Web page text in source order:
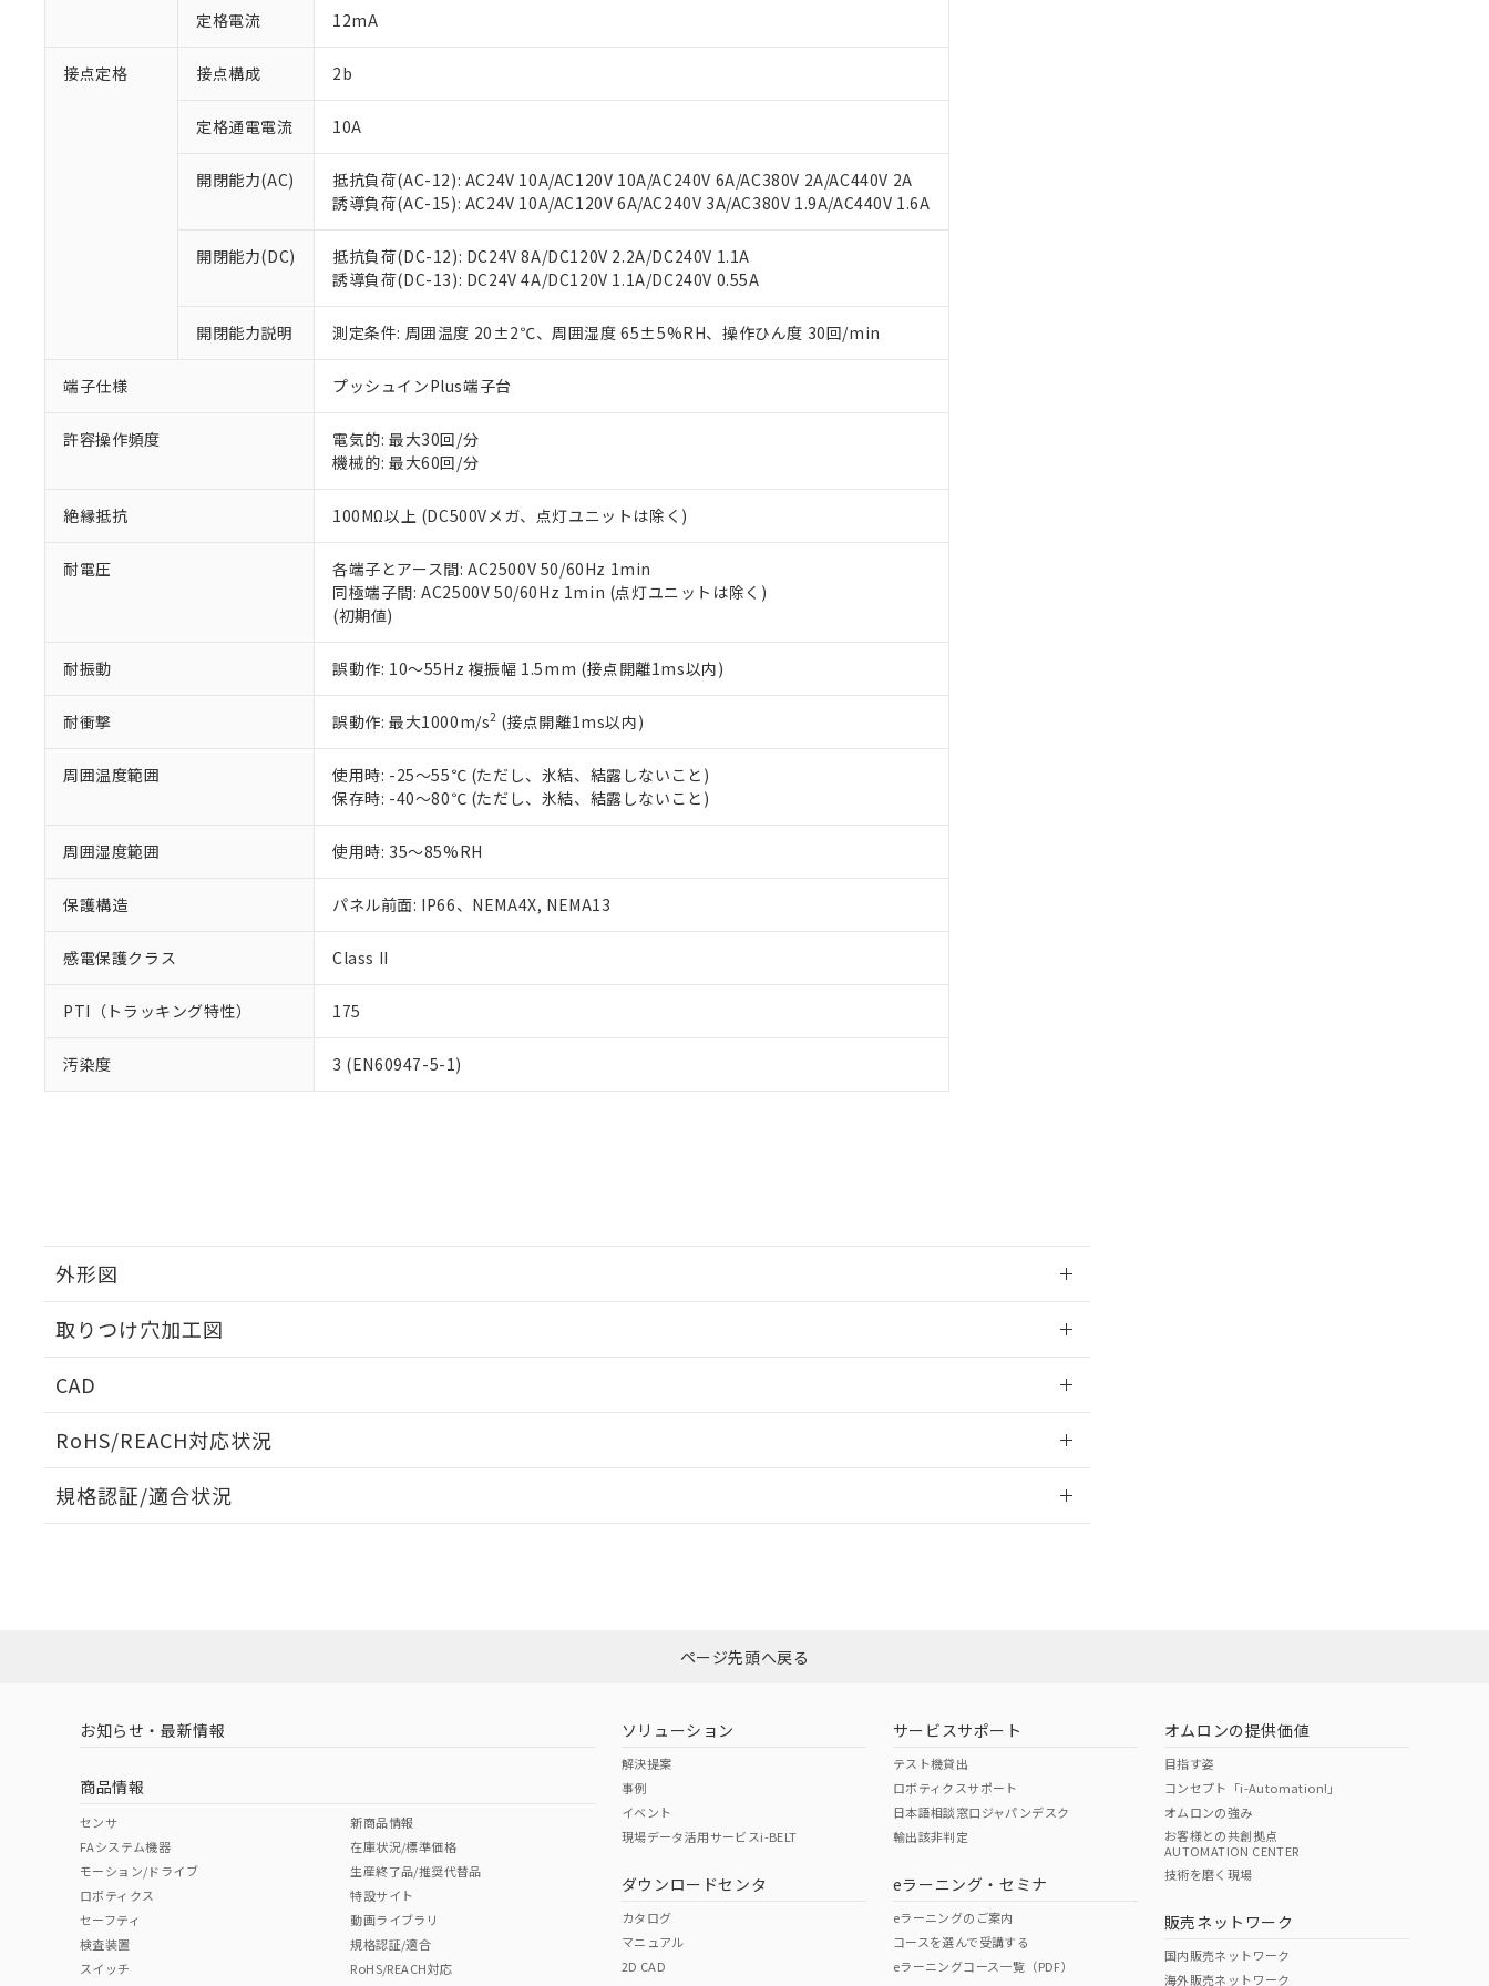
定格電流 12mA
接点定格 接点構成 2b
定格通電電流 10A
開閉能力(AC)
抵抗負荷(AC-12): AC24V 10A/AC120V 10A/AC240V 6A/AC380V 2A/AC440V 2A
誘導負荷(AC-15): AC24V 10A/AC120V 6A/AC240V 3A/AC380V 1.9A/AC440V 1.6A
開閉能力(DC)
抵抗負荷(DC-12): DC24V 8A/DC120V 2.2A/DC240V 1.1A
誘導負荷(DC-13): DC24V 4A/DC120V 1.1A/DC240V 0.55A
開閉能力説明 測定条件: 周囲温度 20±2℃、周囲湿度 65±5%RH、操作ひん度 30回/min
端子仕様 プッシュインPlus端子台
許容操作頻度
電気的: 最大30回/分
機械的: 最大60回/分
絶縁抵抗 100MΩ以上 (DC500Vメガ、点灯ユニットは除く)
耐電圧
各端子とアース間: AC2500V 50/60Hz 1min
同極端子間: AC2500V 50/60Hz 1min (点灯ユニットは除く)
(初期値)
耐振動 誤動作: 10～55Hz 複振幅 1.5mm (接点開離1ms以内)
耐衝撃 誤動作: 最大1000m/s2 (接点開離1ms以内)
周囲温度範囲
使用時: -25～55℃ (ただし、氷結、結露しないこと)
保存時: -40～80℃ (ただし、氷結、結露しないこと)
周囲湿度範囲 使用時: 35～85%RH
保護構造 パネル前面: IP66、NEMA4X, NEMA13
感電保護クラス Class II
PTI（トラッキング特性） 175
汚染度 3 (EN60947-5-1)
外形図
取りつけ穴加工図
CAD
RoHS/REACH対応状況
EU RoHS 注意事項・凡例
ダウンロードはこちら
中国 RoHS 注意事項・凡例
中国 RoHS表
Pb Hg Cr(VI)
O O
規格認証/適合状況
い。
正式な納期状況および標準価格はお客様のお取引先、またはお客様担当のオムロン制御機器販売店・
当社販売員にご相談ください。
オムロン制御機器販売店や当社販売拠点は「販売ネットワーク
」をご確認ください。
在庫状況および標準価格結果を当社の事前の承諾なく第三者に漏洩または開示しないようお願いしま
す。
マイパーツ機能（部品リスト作成サービス）をご利用いただくには、I-Webメンバーズにご登録され
お客様が当ウェブサイト上で当社にご登録された部品リストについて、当社および当社の共同利用者
が、当社の製品・サービスに関するお客様との取引・商談に必要な範囲で利用することをご了承くだ
さい。
※当社の共同利用者とは、"個人情報の共同利用に関して"
の「1.共同利用者の範囲」に記載されて
いる法人を指します。
但し、RoHS指令で産業用監視および制御機器に対する適用除外項目は除く。
※2 対応予定月
部品在庫の切り替え状況などにより、予定月が前後することがあります。
※3 非含有証明書ダウンロード
下記の非含有証明書をダウンロードすることができます。
EU RoHS指令（10物質）の非含有証明書
51物質の非含有証明書（当社基準）
※本証明書は発行日時点で非含有を証明するもので、過去に遡って非含有を証明するものではありません。
また、RoHS指令のフタル酸エステル類４物質の対応では、対応完了までの期間は出荷製品に未対応品が
混在することから備考欄に対応日を記載しておりました。
り割愛しております。
「○」：最大均質材料含有率が中国RoHSの基準値以下であることを示します。
「×」：最大均質材料含有率が中国RoHSの基準値を超えていることを示します。
*中国RoHS10物質の基準値 (GB/T26572)：
Pb(鉛) :1000ppm、 Hg(水銀) : 1000ppm、 Cd(カドミウム) : 100ppm、
Cr(Ⅵ)(六価クロム) : 1000ppm、 PBBs(ポリ臭化ビフェニル類) : 1000ppm、 PBDEs(ポリ臭化ジフェニルエーテル類) : 1000ppm、
DBP(フタル酸ジブチル) : 1000ppm、 DIBP(フタル酸ジイソブチル) : 1000ppm、 BBP(フタル酸ブチルベンジル) : 1000ppm、
DEHP(フタル酸ビス(2-エチルヘキシル)) : 1000ppm
※2 環境保護使用期限
「ｅ」：有害物質（10物質）のすべてが基準値以下であることを示します。
「10」：通常の使用状況下において有害物質が外部に漏えいし、環境に深刻な影響を及ぼさない年数を意
味します。
当社は、これら貴社製品のうち、外国為替および外国貿易法に定める商品（以下｢規制貨物等」とい
当社は貴社製品を、核兵器、ミサイル、化学兵器、生物兵器またはその他武器並びにこれらの製造装
置等に一切使用いたしません。
当社は、貴社製品を第三者に販売する場合は、上記1、2および3の内容を当該第三者に通知します。
また当社は、販売先および販売に係わる関係者が違法に輸出するおそれがある場合は、取り引きをい
たしません。
号
○ 一定数以上の在庫あり
△ 一定数には満たないが在庫あり
－
在庫なし(最新の在庫状況については、お客様のお取引先、またはお客様担当のオムロン制御
機器販売店・当社販売員にご確認ください)
空
白
受注生産機種、また在庫状況の情報を公開していない機種
ページ先頭へ戻る
お知らせ・最新情報
商品情報
センサ
FAシステム機器
モーション/ドライブ
ロボティクス
セーフティ
検査装置
スイッチ
新商品情報
在庫状況/標準価格
生産終了品/推奨代替品
特設サイト
動画ライブラリ
規格認証/適合
RoHS/REACH対応
ソリューション
解決提案
事例
イベント
現場データ活用サービスi-BELT
ダウンロードセンタ
カタログ
マニュアル
2D CAD
サービスサポート
テスト機貸出
ロボティクスサポート
日本語相談窓口ジャパンデスク
輸出該非判定
eラーニング・セミナ
eラーニングのご案内
コースを選んで受講する
eラーニングコース一覧（PDF）
オムロンの提供価値
目指す姿
コンセプト「i-Automation!」
オムロンの強み
お客様との共創拠点
AUTOMATION CENTER
技術を磨く現場
販売ネットワーク
国内販売ネットワーク
海外販売ネットワーク